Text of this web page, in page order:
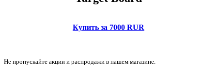
Купить за 7000 RUR
Не пропускайте акции и распродажи в нашем магазине.